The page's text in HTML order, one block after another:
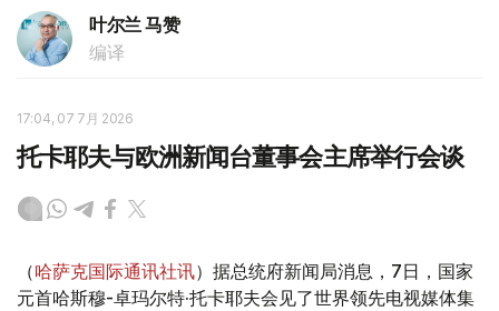
叶尔兰 马赞
编译
17:04, 07 7月 2026
托卡耶夫与欧洲新闻台董事会主席举行会谈
（哈萨克国际通讯社讯）据总统府新闻局消息，7日，国家
元首哈斯穆-卓玛尔特·托卡耶夫会见了世界领先电视媒体集